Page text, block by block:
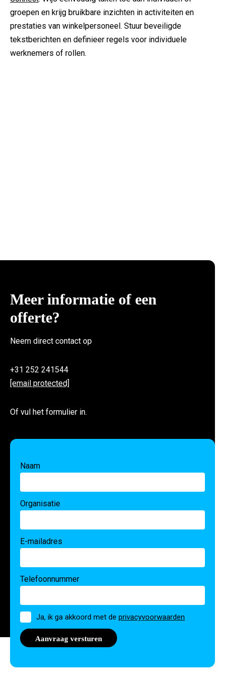
groepen en krijg bruikbare inzichten in activiteiten en
prestaties van winkelpersoneel. Stuur beveiligde
tekstberichten en definieer regels voor individuele
werknemers of rollen.
Meer informatie of een
offerte?
Neem direct contact op
+31 252 241544
[email protected]
Of vul het formulier in.
Naam
Organisatie
E-mailadres
Telefoonnummer
Toestemming
Ja, ik ga akkoord met de privacyvoorwaarden